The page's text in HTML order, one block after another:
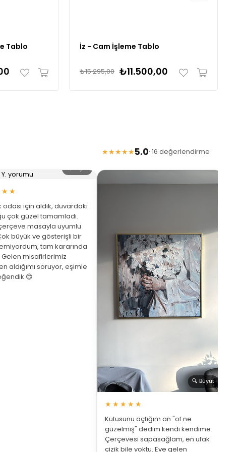
Tablo İz - Cam İşleme Tablo
₺11.500,00
₺15.295,00
★★★★★5.0· 16 değerlendirme
odası için aldık, duvardaki
çok güzel tamamladı.
masayla uyumlu
büyük ve gösterişli bir
tam kararında
misafirlerimiz
aldığımı soruyor, eşimle
😊
🔍 Büyüt
★★★★★
Kutusunu açtığım an "of ne
güzelmiş" dedim kendi kendime.
Çerçevesi sapasağlam, en ufak
çizik bile yoktu. Eve gelen